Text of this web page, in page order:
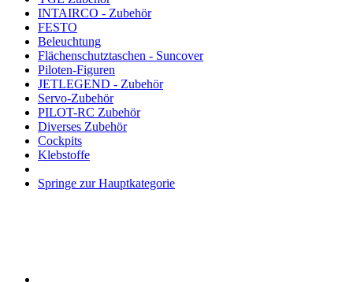
INTAIRCO - Zubehör
FESTO
Beleuchtung
Flächenschutztaschen - Suncover
Piloten-Figuren
JETLEGEND - Zubehör
Servo-Zubehör
PILOT-RC Zubehör
Diverses Zubehör
Cockpits
Klebstoffe
Springe zur Hauptkategorie